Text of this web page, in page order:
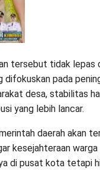
tersebut tidak lepas
difokuskan pada
desa, stabilitas
yang lebih lancar.
daerah akan
kesejahteraan
di pusat kota tetapi